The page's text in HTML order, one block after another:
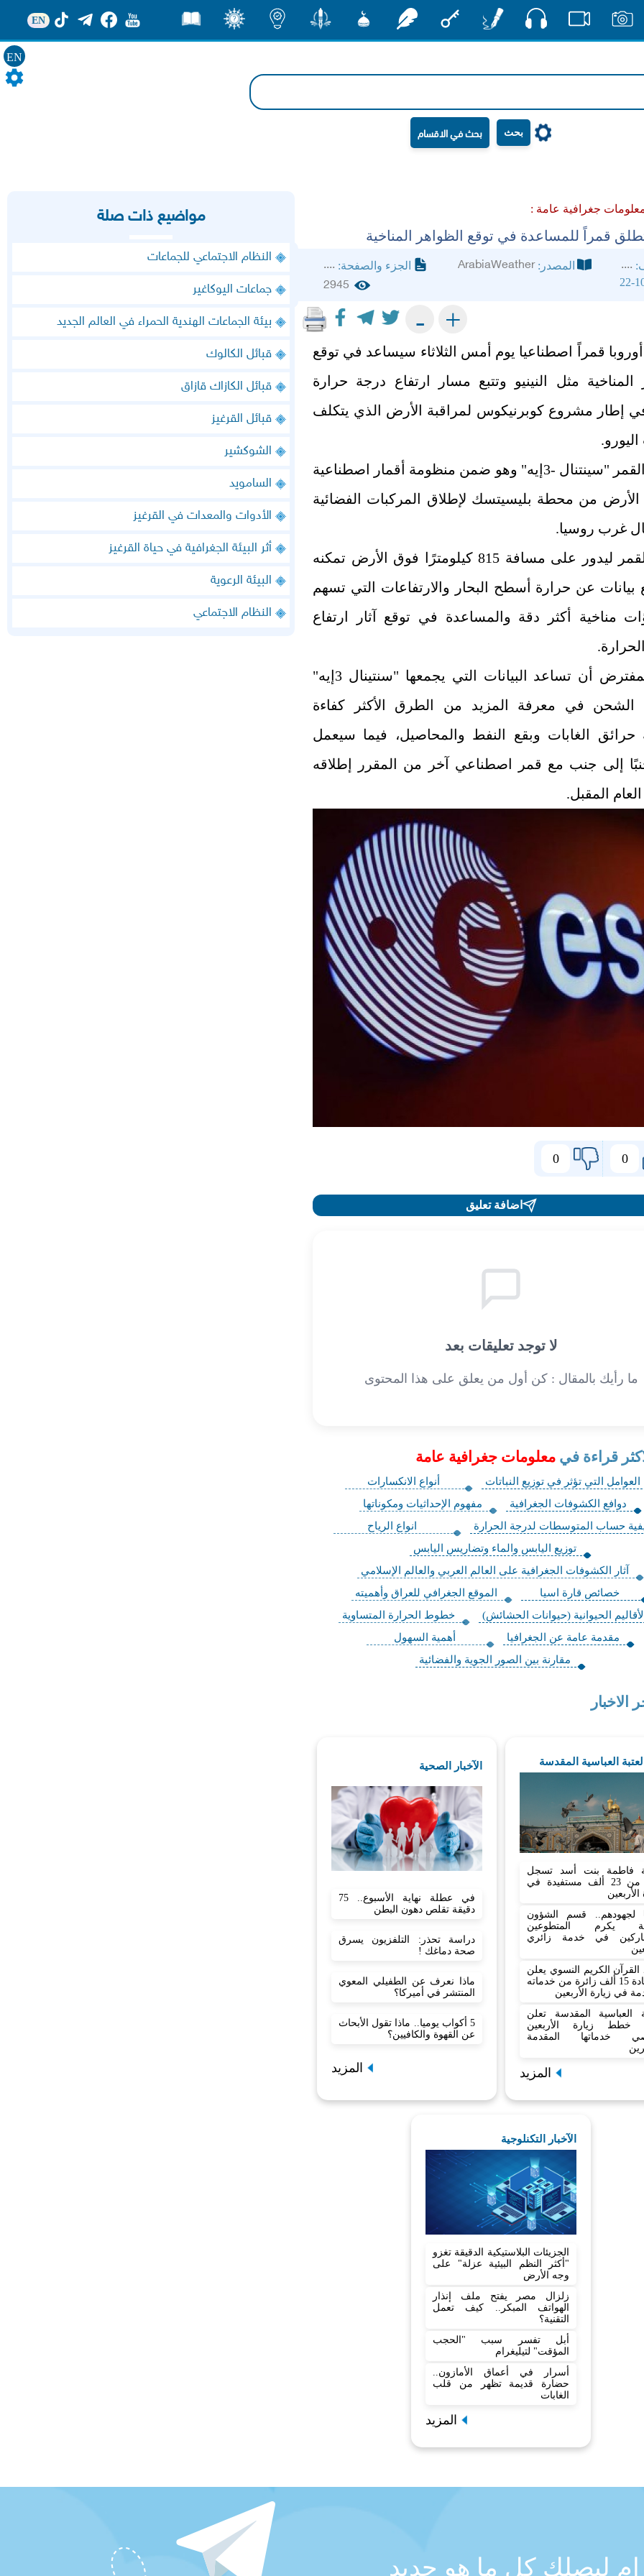
EN
EN
بحث
جغرافية عامة :
تطلق قمراً للمساعدة في توقع الظواهر المناخية
.... المصدر:ArabiaWeather الجزء والصفحة: ....
22-
2945
+
-
قمراً اصطناعيا يوم أمس الثلاثاء سيساعد في توقع
المناخية مثل النينيو وتتبع مسار ارتفاع درجة حرارة
إطار مشروع كوبرنيكوس لمراقبة الأرض الذي يتكلف
وأطلق القمر "سينتنال -3إيه" وهو ضمن منظومة أقمار اصطناعية
الأرض من محطة بليسيتسك لإطلاق المركبات الفضائية
غرب روسيا.
واتجه القمر ليدور على مسافة 815 كيلومترًا فوق الأرض تمكنه
عن حرارة أسطح البحار والارتفاعات التي تسهم
مناخية أكثر دقة والمساعدة في توقع آثار ارتفاع
ومن المفترض أن تساعد البيانات التي يجمعها "سنتينال 3إيه"
في معرفة المزيد من الطرق الأكثر كفاءة
حرائق الغابات وبقع النفط والمحاصيل، فيما سيعمل
إلى جنب مع قمر اصطناعي آخر من المقرر إطلاقه
المقبل.
0
0
اضافة تعليق
لا توجد تعليقات بعد
ما رأيك بالمقال : كن أول من يعلق على هذا المحتوى
قراءة في معلومات جغرافية عامة
العوامل التي تؤثر في توزيع النباتات
أنواع الانكسارات
دوافع الكشوفات الجغرافية
مفهوم الإحداثيات ومكوناتها
حساب المتوسطات لدرجة الحرارة
انواع الرياح
توزيع اليابس والماء وتضاريس اليابس
آثار الكشوفات الجغرافية على العالم العربي والعالم الإسلامي
خصائص قارة اسيا
الموقع الجغرافي للعراق وأهميته
الأقاليم الحيوانية (حيوانات الحشائش)
خطوط الحرارة المتساوية
مقدمة عامة عن الجغرافيا
أهمية السهول
مقارنة بين الصور الجوية والفضائية
الاخبار
العباسية المقدسة
فاطمة بنت أسد تسجل
أكثر من 23 ألف مستفيدة في
الأربعين
لجهودهم.. قسم الشؤون
يكرم المتطوعين
في خدمة زائري
القرآن الكريم النسوي يعلن
استفادة 15 ألف زائرة من خدماته
في زيارة الأربعين
العباسية المقدسة تعلن
خطط زيارة الأربعين
خدماتها المقدمة
المزيد
الآخبار الصحية
في عطلة نهاية الأسبوع.. 75
دقيقة تقلص دهون البطن
دراسة تحذر: التلفزيون يسرق
صحة دماغك !
ماذا نعرف عن الطفيلي المعوي
المنتشر في أميركا؟
5 أكواب يوميا.. ماذا تقول الأبحاث
عن القهوة والكافيين؟
المزيد
الآخبار التكنلوجية
الجزيئات البلاستيكية الدقيقة تغزو
"أكثر النظم البيئية عزلة" على
وجه الأرض
زلزال مصر يفتح ملف إنذار
الهواتف المبكر.. كيف تعمل
التقنية؟
أبل تفسر سبب "الحجب
المؤقت" لتيليغرام
أسرار في أعماق الأمازون..
حضارة قديمة تظهر من قلب
الغابات
المزيد
مواضيع ذات صلة
النظام الاجتماعي للجماعات
جماعات اليوكاغير
بيئة الجماعات الهندية الحمراء في العالم الجديد
قبائل الكالوك
قبائل الكازاك قازاق
قبائل القرغيز
الشوكشير
السامويد
الأدوات والمعدات في القرغيز
أثر البيئة الجغرافية في حياة القرغيز
البيئة الرعوية
النظام الاجتماعي
ليصلك كل ما هو جديد